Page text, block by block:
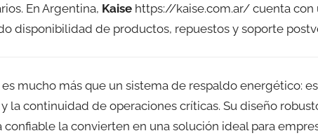
En Argentina, Kaise https://kaise.com.ar/ cuenta con
disponibilidad de productos, repuestos y soporte
es mucho más que un sistema de respaldo energético:
la continuidad de operaciones críticas. Su diseño
confiable la convierten en una solución ideal para